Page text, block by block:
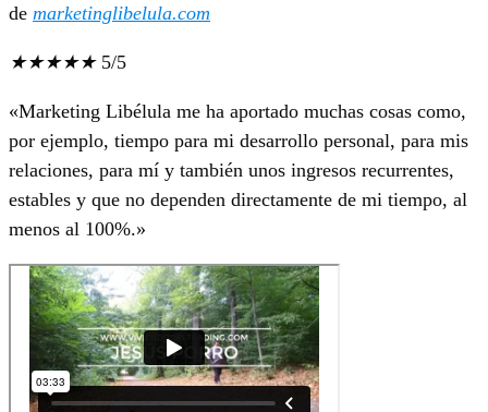
de marketinglibelula.com
★★★★★ 5/5
«Marketing Libélula me ha aportado muchas cosas como,
por ejemplo, tiempo para mi desarrollo personal, para mis
relaciones, para mí y también unos ingresos recurrentes,
estables y que no dependen directamente de mi tiempo, al
menos al 100%.»